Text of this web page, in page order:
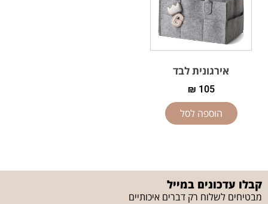
אירגונית לבד
₪ 105
הוספה לסל
קבלו עדכונים במייל
מבטיחים לשלוח רק דברים איכותיים